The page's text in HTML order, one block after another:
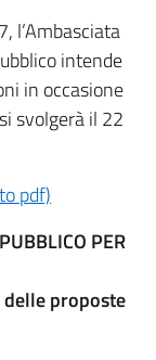
l’Ambasciata
intende
in occasione
svolgerà il 22
pdf)
PER
delle proposte